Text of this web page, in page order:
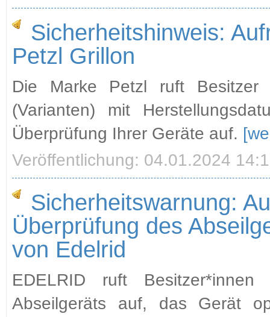
Sicherheitshinweis:
Petzl Grillon
Die Marke Petzl ruft Besitzer
(Varianten) mit
Überprüfung Ihrer Geräte auf.
Veröffentlichung: 04.01.2024
Sicherheitswarnung:
Überprüfung des
von Edelrid
EDELRID ruft
Abseilgeräts auf, das Gerät